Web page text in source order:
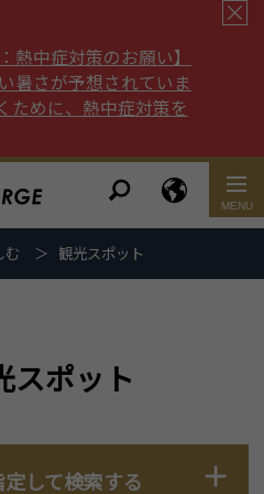
熱中症対策のお願い】
暑さが予想されていま
ために、熱中症対策を
む 観光スポット
スポット
して検索する